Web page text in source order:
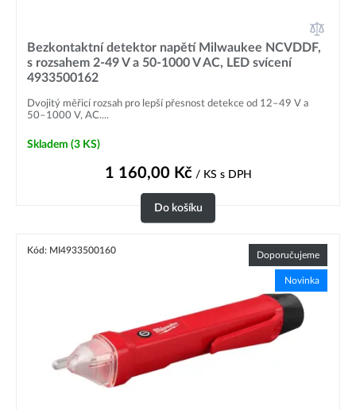
Bezkontaktní detektor napětí Milwaukee NCVDDF,
s rozsahem 2-49 V a 50-1000 V AC, LED svícení
4933500162
Dvojitý měřicí rozsah pro lepší přesnost detekce od 12–49 V a
50–1000 V, AC....
Skladem (3 KS)
1 160,00 Kč/ KS s DPH
Do košíku
Kód: MI4933500160 Doporučujeme
Novinka